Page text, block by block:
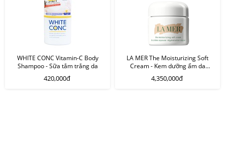
WHITE CONC Vitamin-C Body
Shampoo - Sữa tắm trắng da
420,000đ
LA MER The Moisturizing Soft
Cream - Kem dưỡng ẩm da
thường, hỗn hợp
4,350,000đ